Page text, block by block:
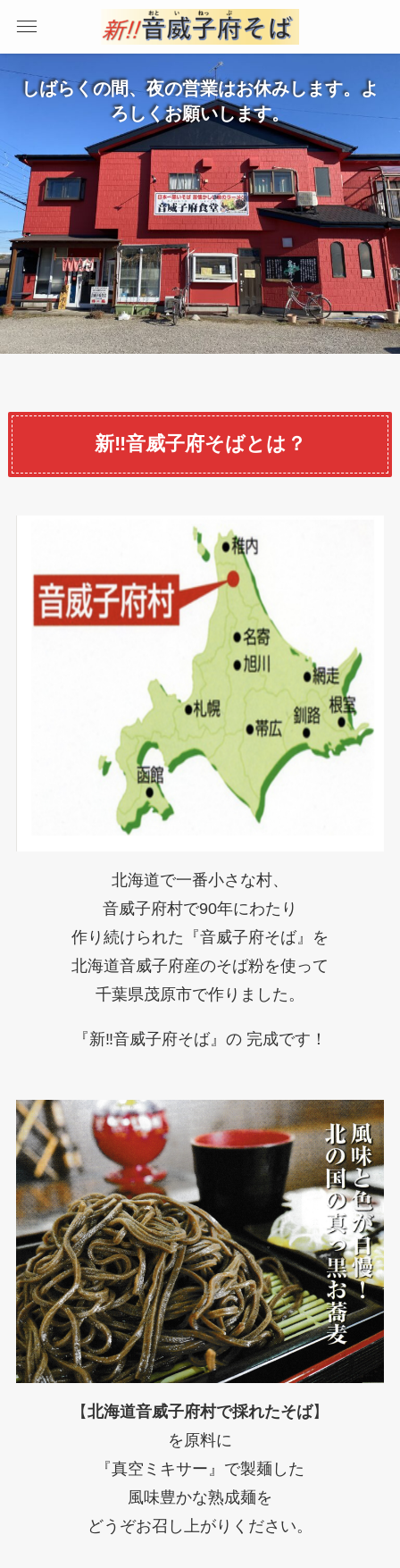
しばらくの間、夜の営業はお休みします。よ
ろしくお願いします。
新‼︎音威子府そばとは？
北海道で一番小さな村、
音威子府村で90年にわたり
作り続けられた『音威子府そば』を
北海道音威子府産のそば粉を使って
千葉県茂原市で作りました。
『新‼︎音威子府そば』の 完成です！
【北海道音威子府村で採れたそば】
を原料に
『真空ミキサー』で製麺した
風味豊かな熟成麺を
どうぞお召し上がりください。